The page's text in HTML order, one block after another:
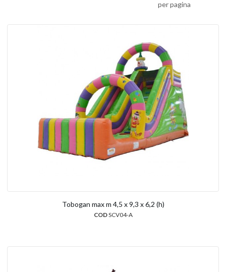
per pagina
Tobogan max m 4,5 x 9,3 x 6,2 (h)
CODSCV04-A